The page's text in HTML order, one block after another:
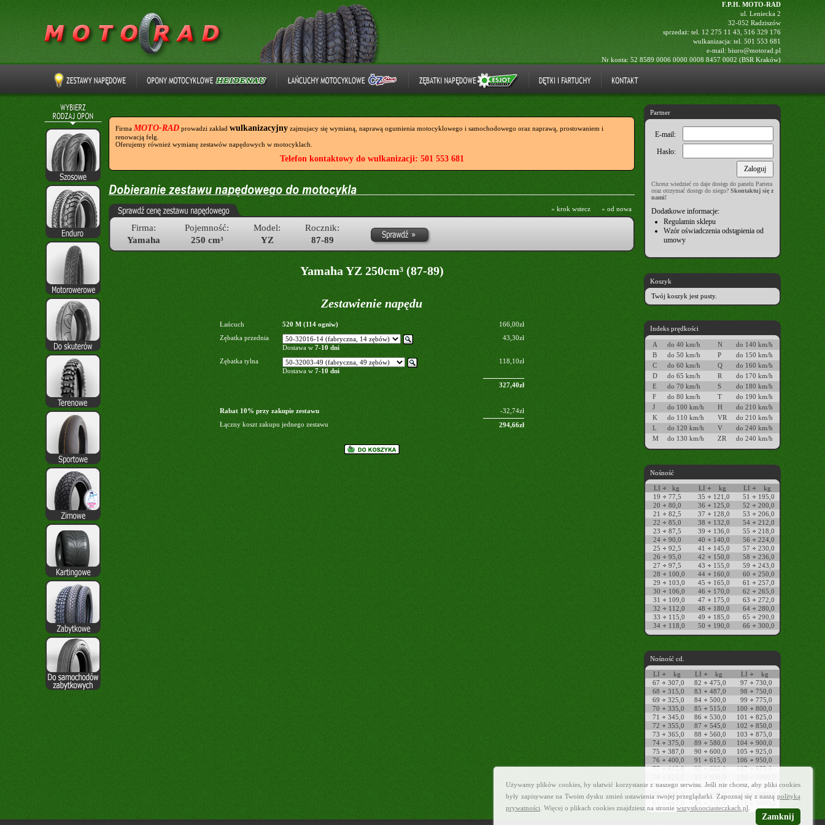
Używamy plików cookies, by ułatwić korzystanie z naszego serwisu. Jeśli nie chcesz, aby pliki cookies
były zapisywane na Twoim dysku zmień ustawienia swojej przeglądarki. Zapoznaj się z naszą polityką
prywatności . Więcej o plikach cookies znajdziesz na stronie wszystkoociasteczkach.pl
Zamknij
F.P.H. MOTO-RAD
ul. Leniecka 2
32-052 Radziszów
sprzedaż: tel. 12 275 11 43,516 329 176
wulkanizacja: tel. 501 553 681
e-mail: biuro@motorad.pl
Nr konta: 52 8589 0006 0000 0008 8457 0002 (BSR Kraków)
Firma MOTO-RAD prowadzi zakład wulkanizacyjny zajmujacy się wymianą, naprawą ogumienia motocyklowego i samochodowego oraz naprawą, prostowaniem i
renowacją felg.
Oferujemy również wymianę zestawów napędowych w motocyklach.
Telefon kontaktowy do wulkanizacji: 501 553 681
« krok wstecz « od nowa
Firma:
Yamaha
Pojemność:
250 cm³
Model:
YZ
Rocznik:
87-89
Yamaha YZ 250cm³ (87-89)
Zestawienie napędu
Łańcuch 520 M (114 ogniw)
166,00zł
Zębatka przednia
Dostawa w7-10 dni
43,30zł
Zębatka tylna
Dostawa w 7-10 dni
118,10zł
327,40zł
Rabat 10% przy zakupie zestawu
-32,74zł
Łączny koszt zakupu jednego zestawu
294,66zł
Partner
E-mail:
Hasło:
Chcesz wiedzieć co daje dostęp do panelu Partera
oraz otrzymać dostęp do niego? Skontaktuj się z
nami!
Dodatkowe informacje:
Regulamin sklepu
Wzór oświadczenia odstąpienia od
umowy
Koszyk
Twój koszyk jest pusty.
Indeks prędkości
A do 40 km/h N
do 140 km/h
B
do 50 km/h P
do 150 km/h
C
do 60 km/h Q
do 160 km/h
D
do 65 km/h R
do 170 km/h
E
do 70 km/h S
do 180 km/h
F
do 80 km/h T
do 190 km/h
J
do 100 km/h H
do 210 km/h
K
do 110 km/h VR
do 210 km/h
L
do 120 km/h V
do 240 km/h
M
do 130 km/h ZR do 240 km/h
Nośność
LI kg LI kg LI
kg
19
77,5 35 121,0 51
195,0
20
80,0 36 125,0 52
200,0
21
82,5 37 128,0 53
206,0
22
85,0 38 132,0 54
212,0
23
87,5 39 136,0 55
218,0
24
90,0 40 140,0 56
224,0
25
92,5 41 145,0 57
230,0
26
95,0 42 150,0 58
236,0
27
97,5 43 155,0 59
243,0
28
100,0 44 160,0 60
250,0
29
103,0 45 165,0 61
257,0
30
106,0 46 170,0 62
265,0
31
109,0 47 175,0 63
272,0
32
112,0 48 180,0 64
280,0
33
115,0 49 185,0 65
290,0
34
118,0 50 190,0 66 300,0
Nośność cd.
LI kg LI kg LI
kg
67
307,0 82 475,0 97
730,0
68
315,0 83 487,0 98
750,0
69
325,0 84 500,0 99
775,0
70
335,0 85 515,0 100
800,0
71
345,0 86 530,0 101
825,0
72
355,0 87 545,0 102
850,0
73
365,0 88 560,0 103
875,0
74
375,0 89 580,0 104
900,0
75
387,0 90 600,0 105
925,0
76
400,0 91 615,0 106
950,0
77
412,0 92 630,0 107
975,0
79
437,0 94 670,0 109
1030,0
80
450,0 95 690,0 110
1060,0
96 1090,0